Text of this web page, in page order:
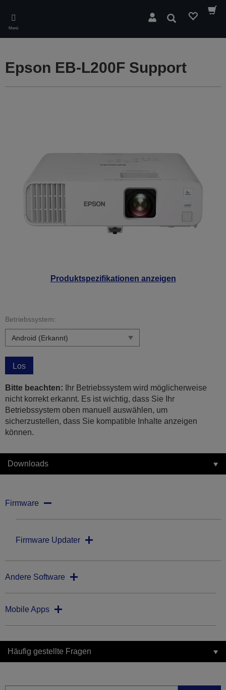
main
content
Menü
Suchen
Produktspezifikationen anzeigen
Epson EB-L200F Support
Betriebssystem:
Los
Bitte beachten: Ihr Betriebssystem wird möglicherweise
nicht korrekt erkannt. Es ist wichtig, dass Sie Ihr
Betriebssystem oben manuell auswählen, um
sicherzustellen, dass Sie kompatible Inhalte anzeigen
können.
Downloads
Firmware
Firmware Updater
Andere Software
Mobile Apps
Häufig gestellte Fragen